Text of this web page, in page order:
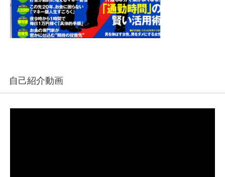
自己紹介動画